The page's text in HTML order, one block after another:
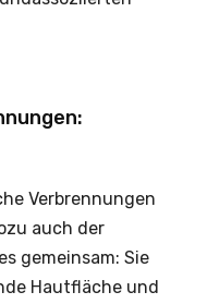
Verbrennungen
auch der
gemeinsam: Sie
Hautfläche und